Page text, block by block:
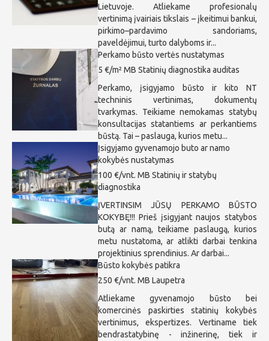
Lietuvoje. Atliekame profesionalų
vertinimą įvairiais tikslais – įkeitimui bankui,
pirkimo–pardavimo sandoriams,
paveldėjimui, turto dalyboms ir...
Perkamo būsto vertės nustatymas
5 €/m²MB Statinių diagnostika auditas
Perkamo, įsigyjamo būsto ir kito NT
techninis vertinimas, dokumentų
tvarkymas. Teikiame nemokamas statybų
konsultacijas statantiems ar perkantiems
būstą. Tai – paslauga, kurios metu...
Įsigyjamo gyvenamojo buto ar namo
kokybės nustatymas
100 €/vnt. MB Statinių ir statybų
diagnostika
ĮVERTINSIM JŪSŲ PERKAMO BŪSTO
KOKYBĘ!!! Prieš įsigyjant naujos statybos
butą ar namą, teikiame paslaugą, kurios
metu nustatoma, ar atlikti darbai tenkina
projektinius sprendinius. Ar darbai...
Būsto kokybės patikra
250 €/vnt. MB Laupetra
Atliekame gyvenamojo būsto bei
komercinės paskirties statinių kokybės
vertinimus, ekspertizes. Vertiname tiek
bendrastatybinę - inžinerinę, tiek ir